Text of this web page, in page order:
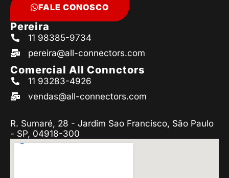
FALE CONOSCO
Pereira
11 98385-9734
pereira@all-connectors.com
Comercial All Connctors
11 93283-4926
vendas@all-connectors.com
R. Sumaré, 28 - Jardim Sao Francisco, São Paulo
- SP, 04918-300